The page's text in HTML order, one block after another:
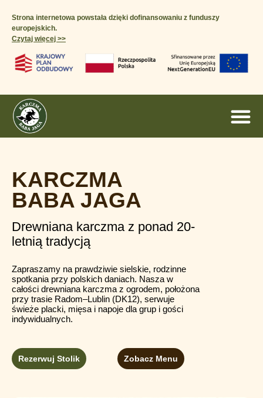
Strona internetowa powstała dzięki dofinansowaniu z funduszy
europejskich.
Czytaj więcej >>​
KARCZMA
BABA JAGA
Drewniana karczma z ponad 20-
letnią tradycją
Zapraszamy na prawdziwie sielskie, rodzinne
spotkania przy polskich daniach. Nasza w
całości drewniana karczma z ogrodem, położona
przy trasie Radom–Lublin (DK12), serwuje
świeże placki, mięsa i napoje dla grup i gości
indywidualnych.
Rezerwuj Stolik Zobacz Menu